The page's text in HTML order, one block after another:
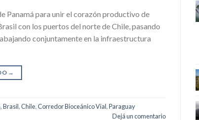
Panamá para unir el corazón productivo de
con los puertos del norte de Chile, pasando
conjuntamente en la infraestructura
→
,Brasil,Chile,Corredor Bioceánico Vial,Paraguay
Dejá un comentario